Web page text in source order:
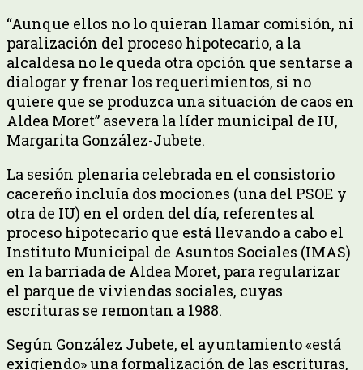
“Aunque ellos no lo quieran llamar comisión, ni
paralización del proceso hipotecario, a la
alcaldesa no le queda otra opción que sentarse a
dialogar y frenar los requerimientos, si no
quiere que se produzca una situación de caos en
Aldea Moret” asevera la líder municipal de IU,
Margarita González-Jubete.
La sesión plenaria celebrada en el consistorio
cacereño incluía dos mociones (una del PSOE y
otra de IU) en el orden del día, referentes al
proceso hipotecario que está llevando a cabo el
Instituto Municipal de Asuntos Sociales (IMAS)
en la barriada de Aldea Moret, para regularizar
el parque de viviendas sociales, cuyas
escrituras se remontan a 1988.
Según González Jubete, el ayuntamiento «está
exigiendo» una formalización de las escrituras,